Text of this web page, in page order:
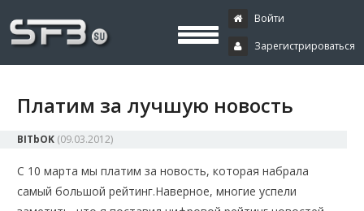
Буксы, программирование,
криптовалюта
криптовалюта и майнинг, экономические игры
Войти
Зарегистрироваться
Платим за лучшую новость
BITbOK (09.03.2012)
С 10 марта мы платим за новость, которая набрала
самый большой рейтинг.Наверное, многие успели